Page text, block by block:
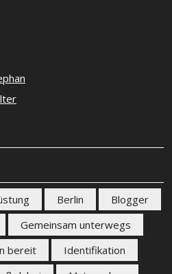
Berlin
Blogger
Gemeinsam unterwegs
bereit
Identifikation